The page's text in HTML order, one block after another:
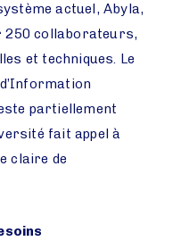
actuel, Abyla,
250 collaborateurs,
et techniques. Le
partiellement
fait appel à
claire de